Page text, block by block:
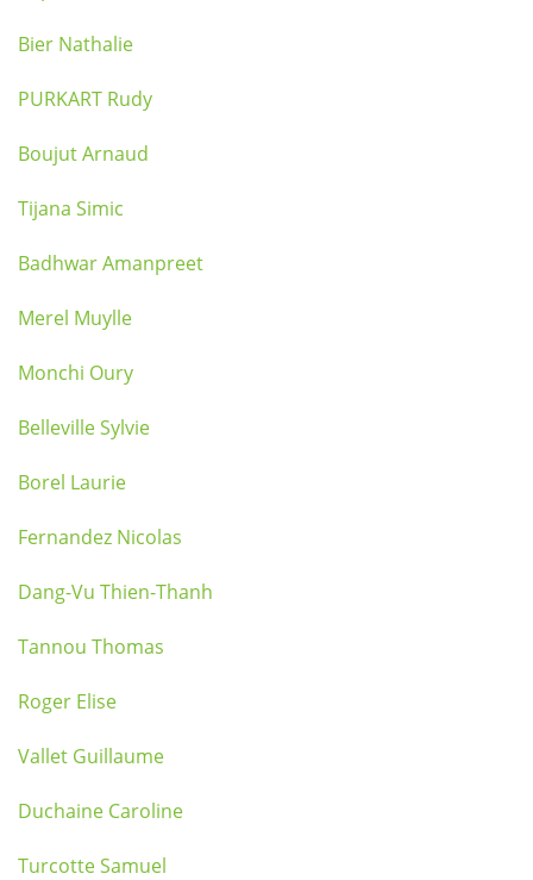
Bier Nathalie
PURKART Rudy
Boujut Arnaud
Tijana Simic
Badhwar Amanpreet
Merel Muylle
Monchi Oury
Belleville Sylvie
Borel Laurie
Fernandez Nicolas
Dang-Vu Thien-Thanh
Tannou Thomas
Roger Elise
Vallet Guillaume
Duchaine Caroline
Turcotte Samuel